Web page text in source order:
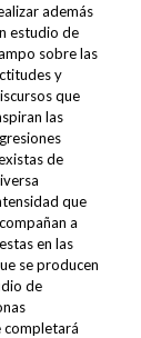
además
estudio de
sobre las
y
que
las
de
que
a
en las
se producen
de
completará